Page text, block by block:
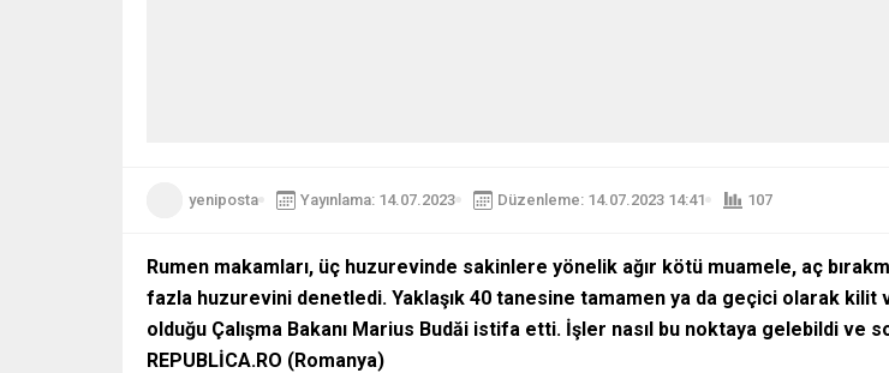
yeniposta Yayınlama: 14.07.2023 Düzenleme: 14.07.2023 14:41 107
Rumen makamları, üç huzurevinde sakinlere yönelik ağır kötü muamele, aç
fazla huzurevini denetledi. Yaklaşık 40 tanesine tamamen ya da geçici olarak kilit
olduğu Çalışma Bakanı Marius Budăi istifa etti. İşler nasıl bu noktaya gelebildi ve
REPUBLİCA.RO (Romanya)